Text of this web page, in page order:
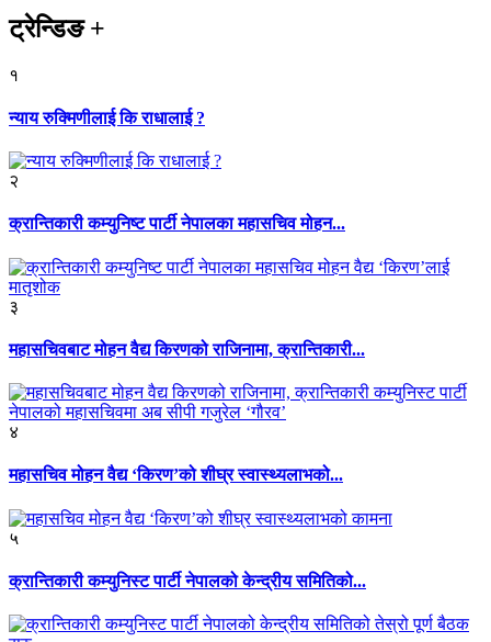
ट्रेन्डिङ+
१
न्याय रुक्मिणीलाई कि राधालाई ?
२
क्रान्तिकारी कम्युनिष्ट पार्टी नेपालका महासचिव मोहन...
३
महासचिवबाट मोहन वैद्य किरणको राजिनामा, क्रान्तिकारी...
४
महासचिव मोहन वैद्य ‘किरण’को शीघ्र स्वास्थ्यलाभको...
५
क्रान्तिकारी कम्युनिस्ट पार्टी नेपालको केन्द्रीय समितिको...